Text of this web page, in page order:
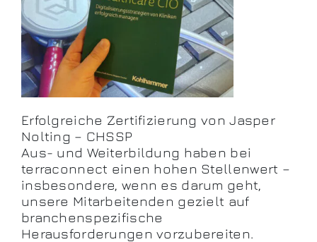
Erfolgreiche Zertifizierung von Jasper
Nolting – CHSSP
Aus- und Weiterbildung haben bei
terraconnect einen hohen Stellenwert –
insbesondere, wenn es darum geht,
unsere Mitarbeitenden gezielt auf
branchenspezifische
Herausforderungen vorzubereiten.